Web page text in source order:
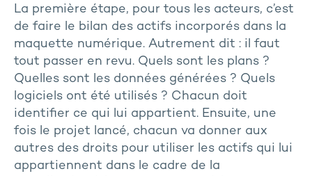
La première étape, pour tous les acteurs, c’est
de faire le bilan des actifs incorporés dans la
maquette numérique. Autrement dit : il faut
tout passer en revu. Quels sont les plans ?
Quelles sont les données générées ? Quels
logiciels ont été utilisés ? Chacun doit
identifier ce qui lui appartient. Ensuite, une
fois le projet lancé, chacun va donner aux
autres des droits pour utiliser les actifs qui lui
appartiennent dans le cadre de la